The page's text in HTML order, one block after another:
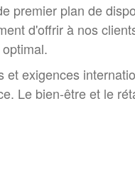
premier plan de
d'offrir à nos
et exigences
Le bien-être et le